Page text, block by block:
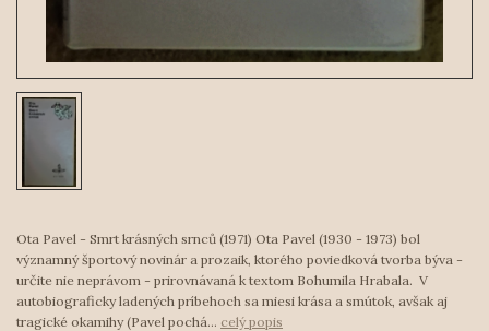
Ota Pavel - Smrt krásných srnců (1971) Ota Pavel (1930 - 1973) bol
významný športový novinár a prozaik, ktorého poviedková tvorba býva -
určite nie neprávom - prirovnávaná k textom Bohumila Hrabala. V
autobiograficky ladených príbehoch sa miesi krása a smútok, avšak aj
tragické okamihy (Pavel pochá... celý popis